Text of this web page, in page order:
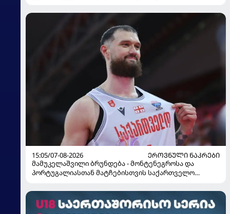
15:05/07-08-2026
ᲔᲠᲝᲕᲜᲣᲚᲘ ᲜᲐᲙᲠᲔᲑᲘ
მამუკელაშვილი ბრუნდება - მონტენეგროსა და
პორტუგალიასთან მატჩებისთვის საქართველო